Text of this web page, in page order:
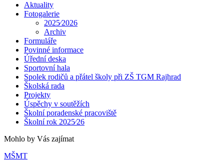
Aktuality
Fotogalerie
2025⁄2026
Archiv
Formuláře
Povinné informace
Úřední deska
Sportovní hala
Spolek rodičů a přátel školy při ZŠ TGM Rajhrad
Školská rada
Projekty
Úspěchy v soutěžích
Školní poradenské pracoviště
Školní rok 2025⁄26
Mohlo by Vás zajímat
MŠMT